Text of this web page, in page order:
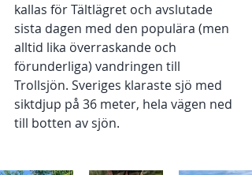
kallas för Tältlägret och avslutade
sista dagen med den populära (men
alltid lika överraskande och
förunderliga) vandringen till
Trollsjön. Sveriges klaraste sjö med
siktdjup på 36 meter, hela vägen ned
till botten av sjön.